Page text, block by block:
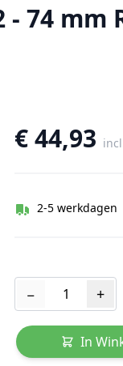
74 mm
€ 44,93
2-5 werkdagen
− +
In